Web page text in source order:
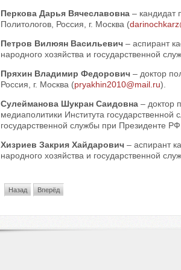
Перкова Дарья Вячеславовна– кандидат
Политологов, Россия, г. Москва (
Петров Вилюян Васильевич– аспирант
народного хозяйства и государственной
Пряхин Владимир Федорович– доктор
Россия, г. Москва (pryakhin2010@mail.ru).
Сулейманова Шукран Саидовна– доктор
медиаполитики Института
государственной службы при Президенте
Хизриев Закрия Хайдарович– аспирант
народного хозяйства и государственной
Назад Вперёд